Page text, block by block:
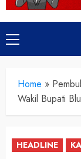
Primary
Menu
Home »
Wakil Bupati
HEADLINE